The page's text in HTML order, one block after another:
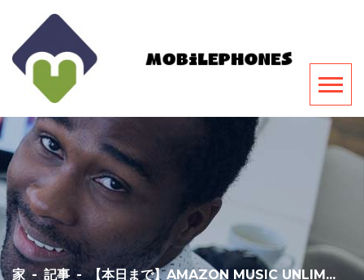
家 - 記事 - 【本日まで】AMAZON MUSIC UNLIM...